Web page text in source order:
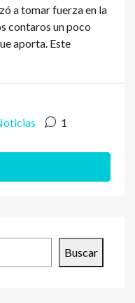
a tomar fuerza en la
contaros un poco
aporta. Este
1
Buscar